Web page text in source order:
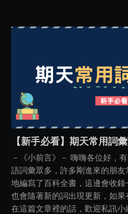
【新手必看】期天常用詞
－《小前言》－ 嗨嗨各位好，
語詞彙眾多，許多剛進來的朋
地編寫了百科全書，這邊會收錄
也會隨著新的詞出現更新，如
在這篇文章裡的話，歡迎私訊